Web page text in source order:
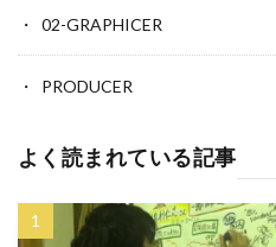
02-GRAPHICER
PRODUCER
よく読まれている記事